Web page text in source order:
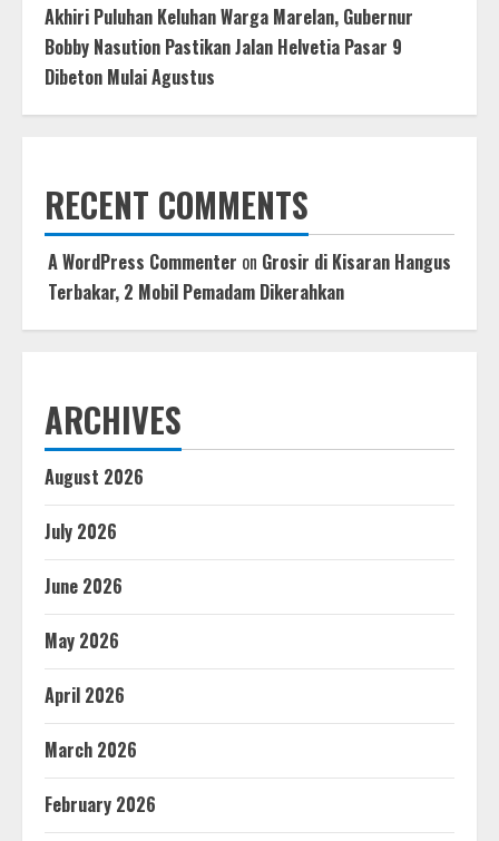
Akhiri Puluhan Keluhan Warga Marelan, Gubernur
Bobby Nasution Pastikan Jalan Helvetia Pasar 9
Dibeton Mulai Agustus
RECENT COMMENTS
A WordPress Commenter on Grosir di Kisaran Hangus
Terbakar, 2 Mobil Pemadam Dikerahkan
ARCHIVES
August 2026
July 2026
June 2026
May 2026
April 2026
March 2026
February 2026